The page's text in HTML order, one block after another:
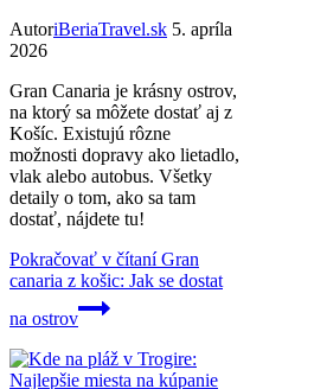
AutoriBeriaTravel.sk 5. apríla
2026
Gran Canaria je krásny ostrov,
na ktorý sa môžete dostať aj z
Košíc. Existujú rôzne
možnosti dopravy ako lietadlo,
vlak alebo autobus. Všetky
detaily o tom, ako sa tam
dostať, nájdete tu!
Pokračovať v čítaníGran
canaria z košic: Jak se dostat
na ostrov